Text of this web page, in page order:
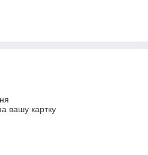
вашу картку